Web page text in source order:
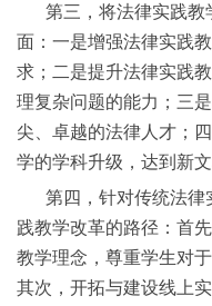
第三，将法律实践
面：一是增强法律实践
求；二是提升法律实践
理复杂问题的能力；三
尖、卓越的法律人才；
学的学科升级，达到新文
第四，针对传统法
践教学改革的路径：首
教学理念，尊重学生对
其次，开拓与建设线上